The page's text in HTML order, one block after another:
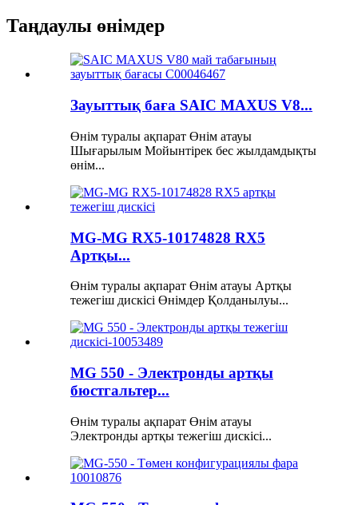
Таңдаулы өнімдер
Зауыттық баға SAIC MAXUS V8...
Өнім туралы ақпарат Өнім атауы
Шығарылым Мойынтірек бес жылдамдықты
өнім...
MG-MG RX5-10174828 RX5
Артқы...
Өнім туралы ақпарат Өнім атауы Артқы
тежегіш дискісі Өнімдер Қолданылуы...
MG 550 - Электронды артқы
бюстгальтер...
Өнім туралы ақпарат Өнім атауы
Электронды артқы тежегіш дискісі...